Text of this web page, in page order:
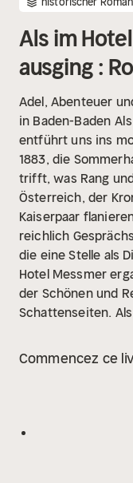
Als im
ausging :
Adel, Abenteuer
in Baden-Baden
entführt uns ins
1883, die
trifft, was Rang
Österreich, der
Kaiserpaar
reichlich
die eine Stelle als
Hotel Messmer
der Schönen und
Schattenseiten.
alles daran, den
Unterstützung
Époque –
Commencez ce